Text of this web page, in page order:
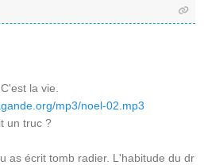
la vie.
mp3/noel-02.mp3
un truc ?
as écrit tomb radier. L'habitude du dr